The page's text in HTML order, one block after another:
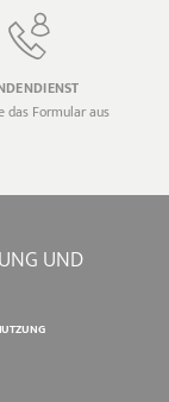
das Formular aus
UND